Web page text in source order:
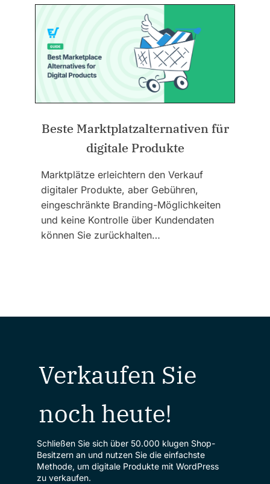
Beste Marktplatzalternativen für
digitale Produkte
Marktplätze erleichtern den Verkauf
digitaler Produkte, aber Gebühren,
eingeschränkte Branding-Möglichkeiten
und keine Kontrolle über Kundendaten
können Sie zurückhalten…
Verkaufen Sie
noch heute!
Schließen Sie sich über 50.000 klugen Shop-
Besitzern an und nutzen Sie die einfachste
Methode, um digitale Produkte mit WordPress
zu verkaufen.